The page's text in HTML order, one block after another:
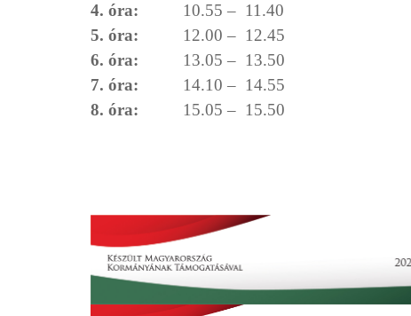
4. óra: 10.55 – 11.40
5. óra: 12.00 – 12.45
6. óra: 13.05 – 13.50
7. óra: 14.10 – 14.55
8. óra: 15.05 – 15.50